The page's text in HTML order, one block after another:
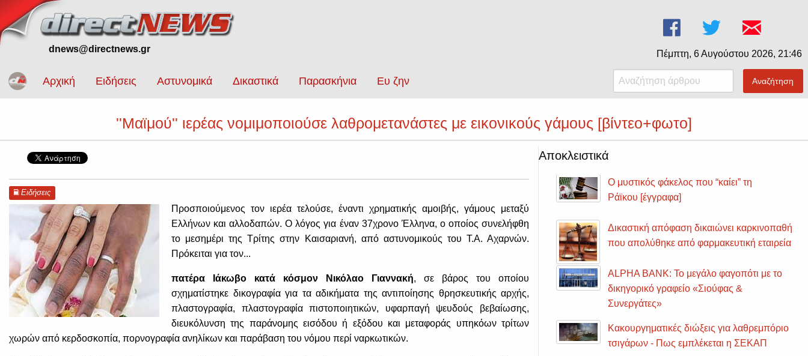
dnews@directnews.gr Πέμπτη, 6 Αυγούστου 2026, 21:46
Αρχική Ειδήσεις Αστυνομικά Δικαστικά Παρασκήνια Ευ ζην Αναζήτηση
''Μαϊμού'' ιερέας νομιμοποιούσε λαθρομετανάστες με εικονικούς γάμους [βίντεο+φωτο]
Ειδήσεις
Προσποιούμενος τον ιερέα τελούσε, έναντι χρηματικής αμοιβής, γάμους μεταξύ
Ελλήνων και αλλοδαπών. Ο λόγος για έναν 37χρονο Έλληνα, ο οποίος συνελήφθη
το μεσημέρι της Τρίτης στην Καισαριανή, από αστυνομικούς του Τ.Α. Αχαρνών.
Πρόκειται για τον...
πατέρα Ιάκωβο κατά κόσμον Νικόλαο Γιαννακή, σε βάρος του οποίου
σχηματίστηκε δικογραφία για τα αδικήματα της αντιποίησης θρησκευτικής αρχής,
πλαστογραφία, πλαστογραφία πιστοποιητικών, υφαρπαγή ψευδούς βεβαίωσης,
διευκόλυνση της παράνομης εισόδου ή εξόδου και μεταφοράς υπηκόων τρίτων
χωρών από κερδοσκοπία, πορνογραφία ανηλίκων και παράβαση του νόμου περί ναρκωτικών.
Αποκλειστικά
Ο μυστικός φάκελος που “καίει” τη
Ράϊκου [έγγραφα]
Δικαστική απόφαση δικαιώνει καρκινοπαθή
που απολύθηκε από φαρμακευτική εταιρεία
ALPHA BANK: Το μεγάλο φαγοπότι με το
δικηγορικό γραφείο «Σιούφας &
Συνεργάτες»
Κακουργηματικές διώξεις για λαθρεμπόριο
τσιγάρων - Πως εμπλέκεται η ΣΕΚΑΠ